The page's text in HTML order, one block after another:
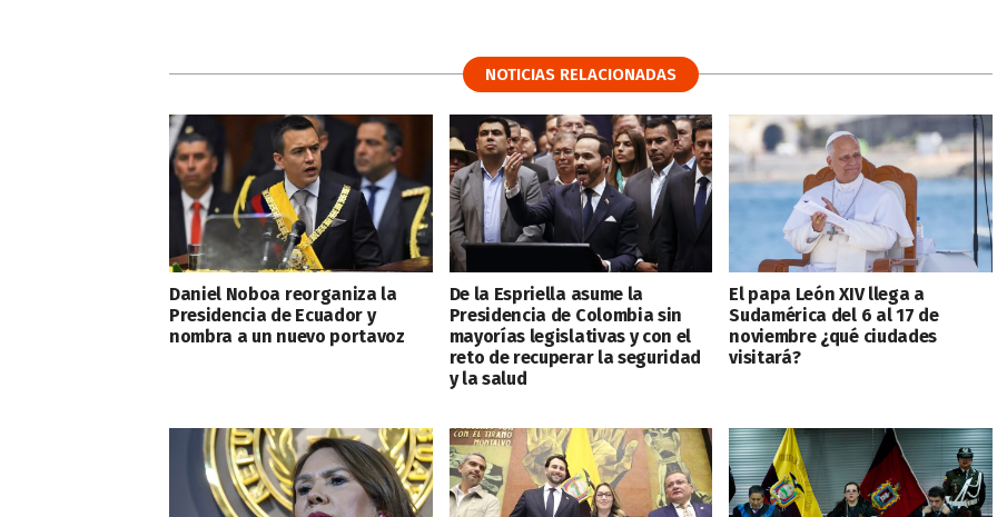
NOTICIAS RELACIONADAS
Daniel Noboa reorganiza la
Presidencia de Ecuador y
nombra a un nuevo portavoz
De la Espriella asume la
Presidencia de Colombia sin
mayorías legislativas y con el
reto de recuperar la seguridad
y la salud
El papa León XIV llega a
Sudamérica del 6 al 17 de
noviembre ¿qué ciudades
visitará?